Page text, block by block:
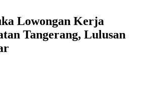
Lowongan Kerja
Tangerang, Lulusan